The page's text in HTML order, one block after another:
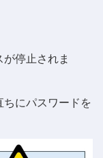
が停止されま
ちにパスワードを